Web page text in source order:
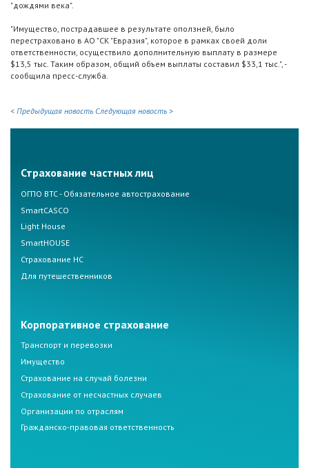
"дождями века".
"Имущество, пострадавшее в результате оползней, было
перестраховано в АО "СК "Евразия", которое в рамках своей доли
ответственности, осуществило дополнительную выплату в размере
$13,5 тыс. Таким образом, общий объем выплаты составил $33,1 тыс.", -
сообщила пресс-служба.
< Предыдущая новость Следующая новость >
Страхование частных лиц
ОГПО ВТС - Обязательное автострахование
SmartCASCO
Light House
SmartHOUSE
Страхование НС
Для путешественников
Корпоративное страхование
Транспорт и перевозки
Имущество
Страхование на случай болезни
Страхование от несчастных случаев
Организации по отраслям
Гражданско-правовая ответственность